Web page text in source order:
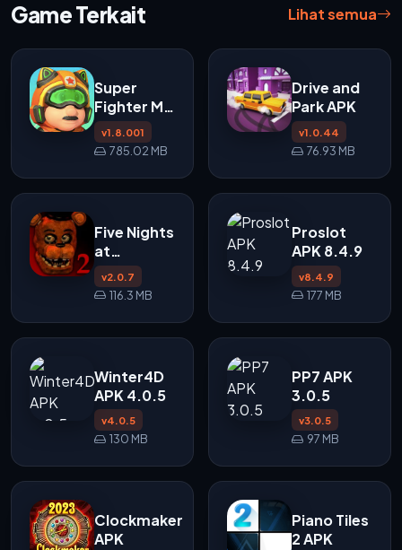
Game Terkait Lihat semua
Super
Fighter M
APK
v1.8.001
785.02 MB
Drive and
Park APK
v1.0.44
76.93 MB
Five Nights
at
Freddy's 2
APK
v2.0.7
116.3 MB
Proslot
APK 8.4.9
v8.4.9
177 MB
Winter4D
APK 4.0.5
v4.0.5
130 MB
PP7 APK
3.0.5
v3.0.5
97 MB
Clockmaker
APK
Piano Tiles
2 APK